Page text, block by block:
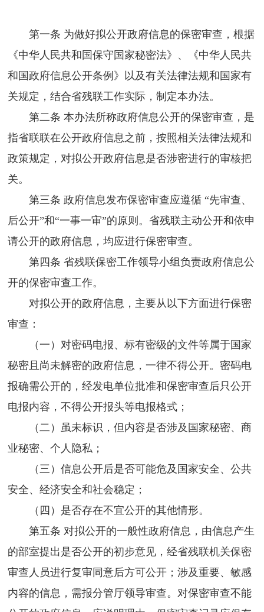
第一条 为做好拟公开政府信息的保密审查，根据
《中华人民共和国保守国家秘密法》、《中华人民共
和国政府信息公开条例》以及有关法律法规和国家有
关规定，结合省残联工作实际，制定本办法。
第二条 本办法所称政府信息公开的保密审查，是
指省联联在公开政府信息之前，按照相关法律法规和
政策规定，对拟公开政府信息是否涉密进行的审核把
关。
第三条 政府信息发布保密审查应遵循 “先审查、
后公开”和“一事一审”的原则。省残联主动公开和依申
请公开的政府信息，均应进行保密审查。
第四条 省残联保密工作领导小组负责政府信息公
开的保密审查工作。
对拟公开的政府信息，主要从以下方面进行保密
审查：
（一）对密码电报、标有密级的文件等属于国家
秘密且尚未解密的政府信息，一律不得公开。密码电
报确需公开的，经发电单位批准和保密审查后只公开
电报内容，不得公开报头等电报格式；
（二）虽未标识，但内容是否涉及国家秘密、商
业秘密、个人隐私；
（三）信息公开后是否可能危及国家安全、公共
安全、经济安全和社会稳定；
（四）是否存在不宜公开的其他情形。
第五条 对拟公开的一般性政府信息，由信息产生
的部室提出是否公开的初步意见，经省残联机关保密
审查人员进行复审同意后方可公开；涉及重要、敏感
内容的信息，需报分管厅领导审查。对保密审查不能